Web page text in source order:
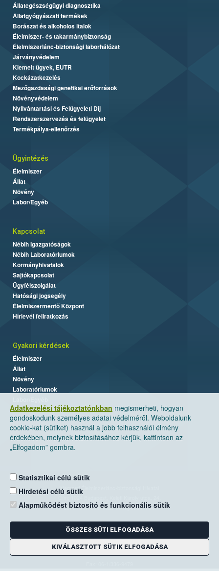
Adatkezelési tájékoztatónkban megismerheti, hogyan
gondoskodunk személyes adatai védelméről. Weboldalunk
cookie-kat (sütiket) használ a jobb felhasználói élmény
érdekében, melynek biztosításához kérjük, kattintson az
„Elfogadom” gombra.
Statisztikai célú sütik
Hirdetési célú sütik
Alapműködést biztosító és funkcionális sütik
ÖSSZES SÜTI ELFOGADÁSA
KIVÁLASZTOTT SÜTIK ELFOGADÁSA
Állategészségügyi diagnosztika
Állatgyógyászati termékek
Borászat és alkoholos italok
Élelmiszer- és takarmánybiztonság
Élelmiszerlánc-biztonsági laborhálózat
Járványvédelem
Kiemelt ügyek, EUTR
Kockázatkezelés
Mezőgazdasági genetikai erőforrások
Növényvédelem
Nyilvántartási és Felügyeleti Díj
Rendszerszervezés és felügyelet
Termékpálya-ellenőrzés
Ügyintézés
Élelmiszer
Állat
Növény
Labor/Egyéb
Kapcsolat
Nébih Igazgatóságok
Nébih Laboratóriumok
Kormányhivatalok
Sajtókapcsolat
Ügyfélszolgálat
Hatósági jogsegély
Élelmiszermentő Központ
Hírlevél feliratkozás
Gyakori kérdések
Élelmiszer
Állat
Növény
Laboratóriumok
Nemzeti Élelmiszerlánc-biztonsági Hivatal
Levelezési cím: 1525 Budapest. Pf. 30.
E-mail:ugyfelszolgalat@nebih.gov.hu
Zöld szám: 06-80/263-244
Telefon: 06-1/ 336-9000